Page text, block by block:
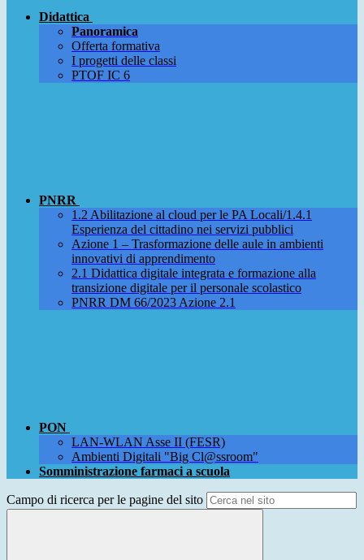
Didattica
Panoramica
Offerta formativa
I progetti delle classi
PTOF IC 6
PNRR
1.2 Abilitazione al cloud per le PA Locali/1.4.1
Esperienza del cittadino nei servizi pubblici
Azione 1 – Trasformazione delle aule in ambienti
innovativi di apprendimento
2.1 Didattica digitale integrata e formazione alla
transizione digitale per il personale scolastico
PNRR DM 66/2023 Azione 2.1
PON
LAN-WLAN Asse II (FESR)
Ambienti Digitali "Big Cl@ssroom"
Somministrazione farmaci a scuola
Campo di ricerca per le pagine del sito